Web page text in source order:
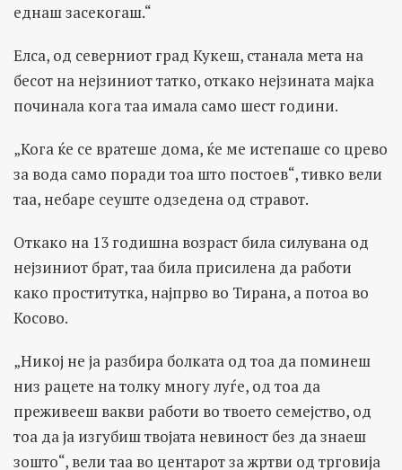
еднаш засекогаш.“
Елса, од северниот град Кукеш, станала мета на
бесот на нејзиниот татко, откако нејзината мајка
починала кога таа имала само шест години.
„Кога ќе се вратеше дома, ќе ме истепаше со црево
за вода само поради тоа што постоев“, тивко вели
таа, небаре сеуште одзедена од стравот.
Откако на 13 годишна возраст била силувана од
нејзиниот брат, таа била присилена да работи
како проститутка, најпрво во Тирана, а потоа во
Косово.
„Никој не ја разбира болката од тоа да поминеш
низ рацете на толку многу луѓе, од тоа да
преживееш вакви работи во твоето семејство, од
тоа да ја изгубиш твојата невиност без да знаеш
зошто“, вели таа во центарот за жртви од трговија